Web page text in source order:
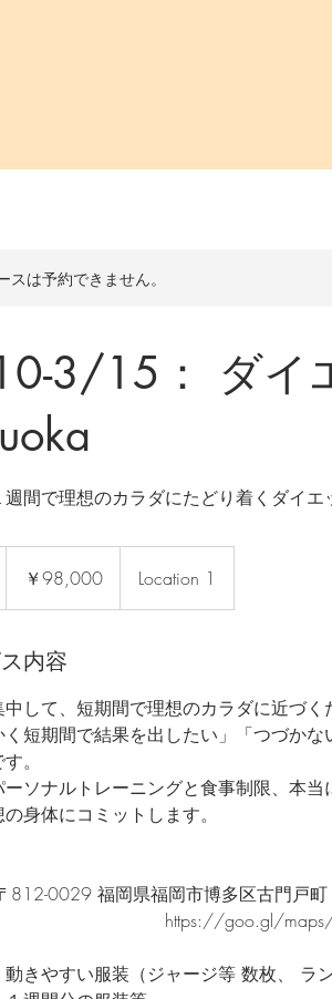
スは予約できません。
3/15： ダイ
週間で理想のカラダにたどり着くダイエ
￥98,000 Location 1
内容
中して、短期間で理想のカラダに近づ
く短期間で結果を出したい」「つづか
。
ーソナルトレーニングと食事制限、本
身体にコミットします。
812-0029 福岡県福岡市博多区古門戸
goo.gl/maps/
動きやすい服装（ジャージ等 数枚、 ラ